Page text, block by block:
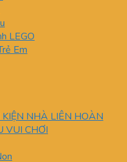
LEGO
Em
NHÀ LIÊN HOÀN
VUI CHƠI